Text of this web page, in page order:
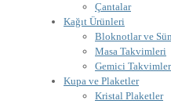
Çantalar
Kağıt Ürünleri
Bloknotlar ve
Masa Takvimleri
Gemici Takvimler
Kupa ve Plaketler
Kristal Plaketler